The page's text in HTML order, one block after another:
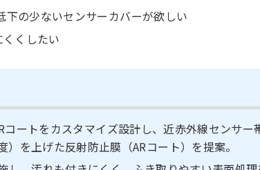
の少ないセンサーカバーが欲しい
くしたい
コートをカスタマイズ設計し、近赤外線センサ
を上げた反射防止膜（ARコート）を提案。